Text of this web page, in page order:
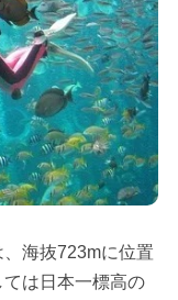
海抜723mに位置
は日本一標高の